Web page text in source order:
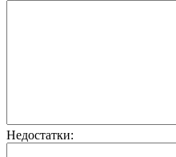
Недостатки: